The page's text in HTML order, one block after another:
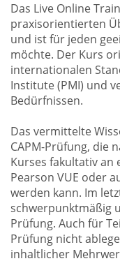
Das Live Online
praxisorientierten
und ist für jeden
möchte. Der Kurs
internationalen
Institute (PMI) und
Bedürfnissen.
Das vermittelte
CAPM-Prüfung, die
Kurses fakultativ an
Pearson VUE oder
werden kann. Im
schwerpunktmäßig
Prüfung. Auch für
Prüfung nicht
inhaltlicher